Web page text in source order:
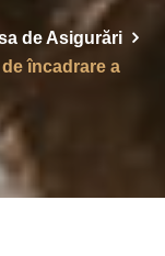
de Asigurări
încadrare a